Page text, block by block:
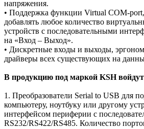
напряжения.
• Поддержка функции Virtual COM-port,
добавлять любое количество
устройств с последовательными
на «Вход – Выход».
• Дискретные входы и выходы,
драйверы всех существующих на
В продукцию под маркой KSH
1. Преобразователи Serial to USB для
компьютеру, ноутбуку или другому
интерфейсом периферии с
RS232/RS422/RS485. Количество